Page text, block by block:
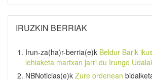
IRUZKIN BERRIAK
Irun-za(ha)r-berria(e)k Beldur Barik
lehiaketa martxan jarri du Irungo
NBNoticias(e)k Zure ordenean